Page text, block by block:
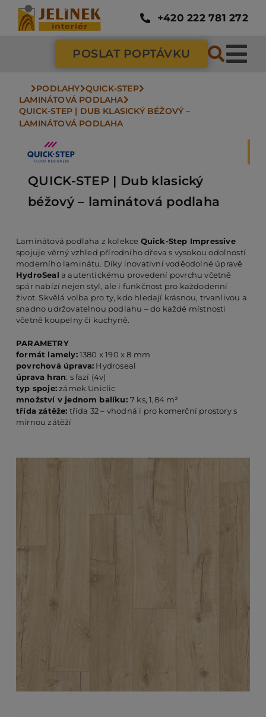
Přeskočit
obsah
+420 222 781 272
POSLAT POPTÁVKU
PODLAHY QUICK-STEP
LAMINÁTOVÁ PODLAHA
QUICK-STEP | DUB KLASICKÝ BÉŽOVÝ –
LAMINÁTOVÁ PODLAHA
QUICK-STEP | Dub klasický
béžový – laminátová podlaha
Laminátová podlaha z kolekce Quick-Step Impressive
spojuje věrný vzhled přírodního dřeva s vysokou odolností
moderního laminátu. Díky inovativní voděodolné úpravě
HydroSeal a autentickému provedení povrchu včetně
spár nabízí nejen styl, ale i funkčnost pro každodenní
život. Skvělá volba pro ty, kdo hledají krásnou, trvanlivou a
snadno udržovatelnou podlahu – do každé místnosti
včetně koupelny či kuchyně.
PARAMETRY
formát lamely:1380 x 190 x 8 mm
povrchová úprava: Hydroseal
úprava hran: s fazí (4v)
typ spoje:zámek Uniclic
množství v jednom balíku:7 ks, 1,84 m²
třída zátěže: třída 32 – vhodná i pro komerční prostory s
mírnou zátěží